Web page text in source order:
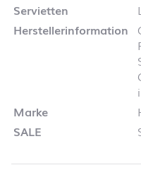
Servietten
Herstellerinformation
Marke
SALE